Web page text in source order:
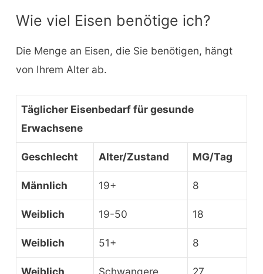
Wie viel Eisen benötige ich?
Die Menge an Eisen, die Sie benötigen, hängt
von Ihrem Alter ab.
Täglicher Eisenbedarf für gesunde
Erwachsene
Geschlecht Alter/Zustand MG/Tag
Männlich 19+ 8
Weiblich 19-50 18
Weiblich 51+ 8
Weiblich Schwangere 27